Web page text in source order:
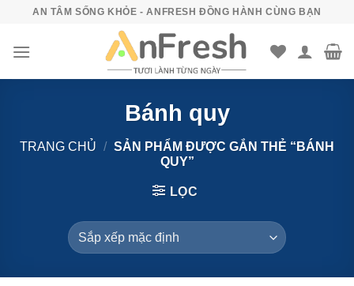
nội
AN TÂM SỐNG KHỎE - ANFRESH ĐỒNG HÀNH CÙNG BẠN
Bánh quy
TRANG CHỦ / SẢN PHẨM ĐƯỢC GẮN THẺ “BÁNH
QUY”
LỌC